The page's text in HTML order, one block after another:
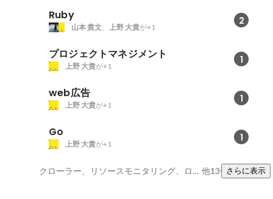
Ruby 2
山本 貴文、 上野 大貴が+1
プロジェクトマネジメント 1
上野 大貴が+1
web広告 1
上野 大貴が+1
Go 1
上野 大貴が+1
クローラー、リソースモニタリング、ログ収集 他13件さらに表示